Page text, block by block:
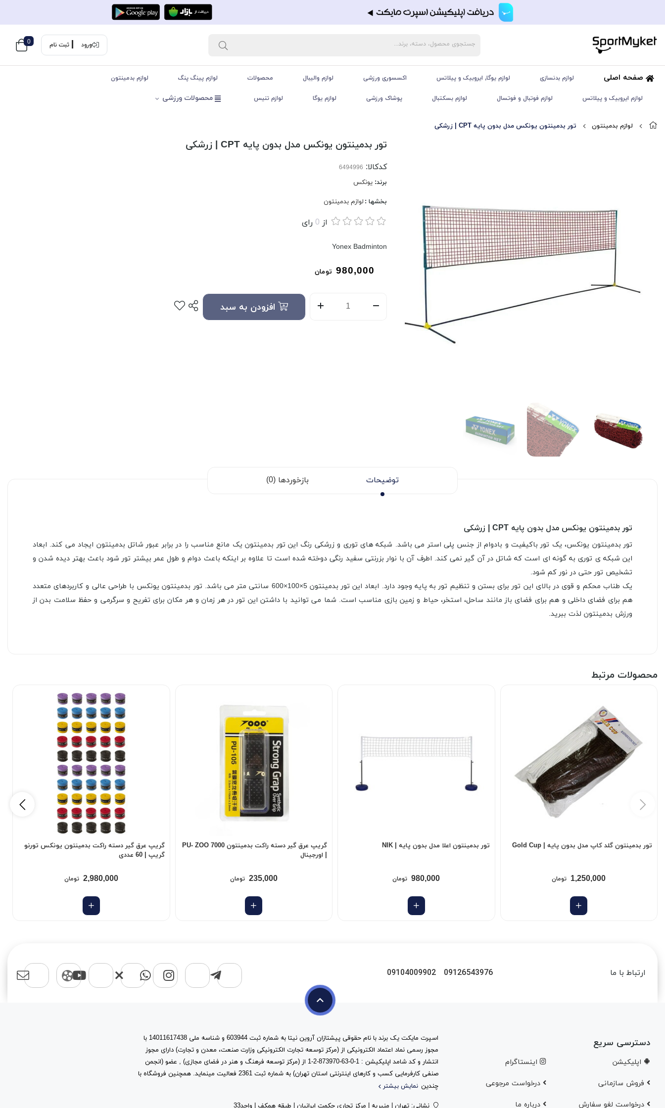
ورود ثبت نام 0
صفحه اصلی لوازم بدنسازی لوازم یوگا, ایروبیک و پیلاتس اکسسوری ورزشی لوازم والیبال محصولات لوازم پینگ پنگ لوازم بدمینتون
لوازم ایروبیک و پیلاتس لوازم فوتبال و فوتسال لوازم بسکتبال پوشاک ورزشی لوازم یوگا لوازم تنیس محصولات ورزشی
لوازم بدمینتون تور بدمینتون یونکس مدل بدون پایه CPT | زرشکی
تور بدمینتون یونکس مدل بدون پایه CPT | زرشکی
کدکالا:
برند:یونکس
بخشها : لوازم بدمینتون
از 0 رای
Yonex Badminton
980,000 تومان
افزودن به سبد
توضیحات بازخوردها (0)
تور بدمینتون یونکس مدل بدون پایه CPT | زرشکی
تور بدمینتون یونکس، یک تور باکیفیت و بادوام از جنس پلی استر می باشد. شبکه های توری و زرشکی رنگ این تور بدمینتون یک مانع مناسب را در برابر عبور شاتل بدمینتون ایجاد می کند. ابعاد
این شبکه ی توری به گونه ای است که شاتل در آن گیر نمی کند. اطرف آن با نوار بزرنتی سفید رنگی دوخته شده است تا علاوه بر اینکه باعث دوام و طول عمر بیشتر تور شود باعث بهتر دیده شدن و
تشخیص تور حتی در نور کم شود.
یک طناب محکم و قوی در بالای این تور برای بستن و تنظیم تور به پایه وجود دارد. ابعاد این تور بدمینتون 5×100×600 سانتی متر می باشد. تور بدمینتون یونکس با طراحی عالی و کاربردهای متعدد
هم برای فضای داخلی و هم برای فضای باز مانند ساحل، استخر، حیاط و زمین بازی مناسب است. شما می توانید با داشتن این تور در هر زمان و هر مکان برای تفریح و سرگرمی و حفظ سلامت بدن از
ورزش بدمینتون لذت ببرید.
محصولات مرتبط
تور بدمینتون گلد کاپ مدل بدون پایه | Gold Cup
1,250,000 تومان
تور بدمینتون اعلا مدل بدون پایه | NIK
980,000 تومان
گریپ عرق گیر دسته راکت بدمینتون 7000 PU- ZOO
| اورجینال
235,000 تومان
گریپ عرق گیر دسته راکت بدمینتون یونکس تورنو
گریپ | 60 عددی
2,980,000 تومان
ارتباط با ما 09126543976
09104009902
دسترسی سریع
اپلیکیشن اینستاگرام
فروش سازمانی درخواست مرجوعی
درخواست لغو سفارش در‌باره ما
اسپرت مایکت یک برند با نام حقوقی پیشتازان آروین نیتا به شماره ثبت 603944 و شناسه ملی 14011617438 با
مجوز رسمی نماد اعتماد الکترونیکی از (مرکز توسعه تجارت الکترونیکی وزارت صنعت، معدن و تجارت) دارای مجوز
انتشار و کد شامد اپلیکیشن : 1-0-63-873970-2-1 از (مرکز توسعه فرهنگ و هنر در فضای مجازی) , عضو (انجمن
صنفی کارفرمایی کسب و کارهای اینترنتی استان تهران) به شماره ثبت 2361 فعالیت مینماید. همچنین فروشگاه با
چندین نمایش بیشتر
نشانی: تهران | منیریه | مرکز تجاری حکمت ایرانیان | طبقه همکف | واحد33